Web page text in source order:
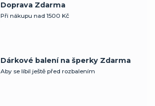
Doprava Zdarma
Při nákupu nad 1500 Kč
Dárkové balení na šperky Zdarma
Aby se líbil ještě před rozbalením